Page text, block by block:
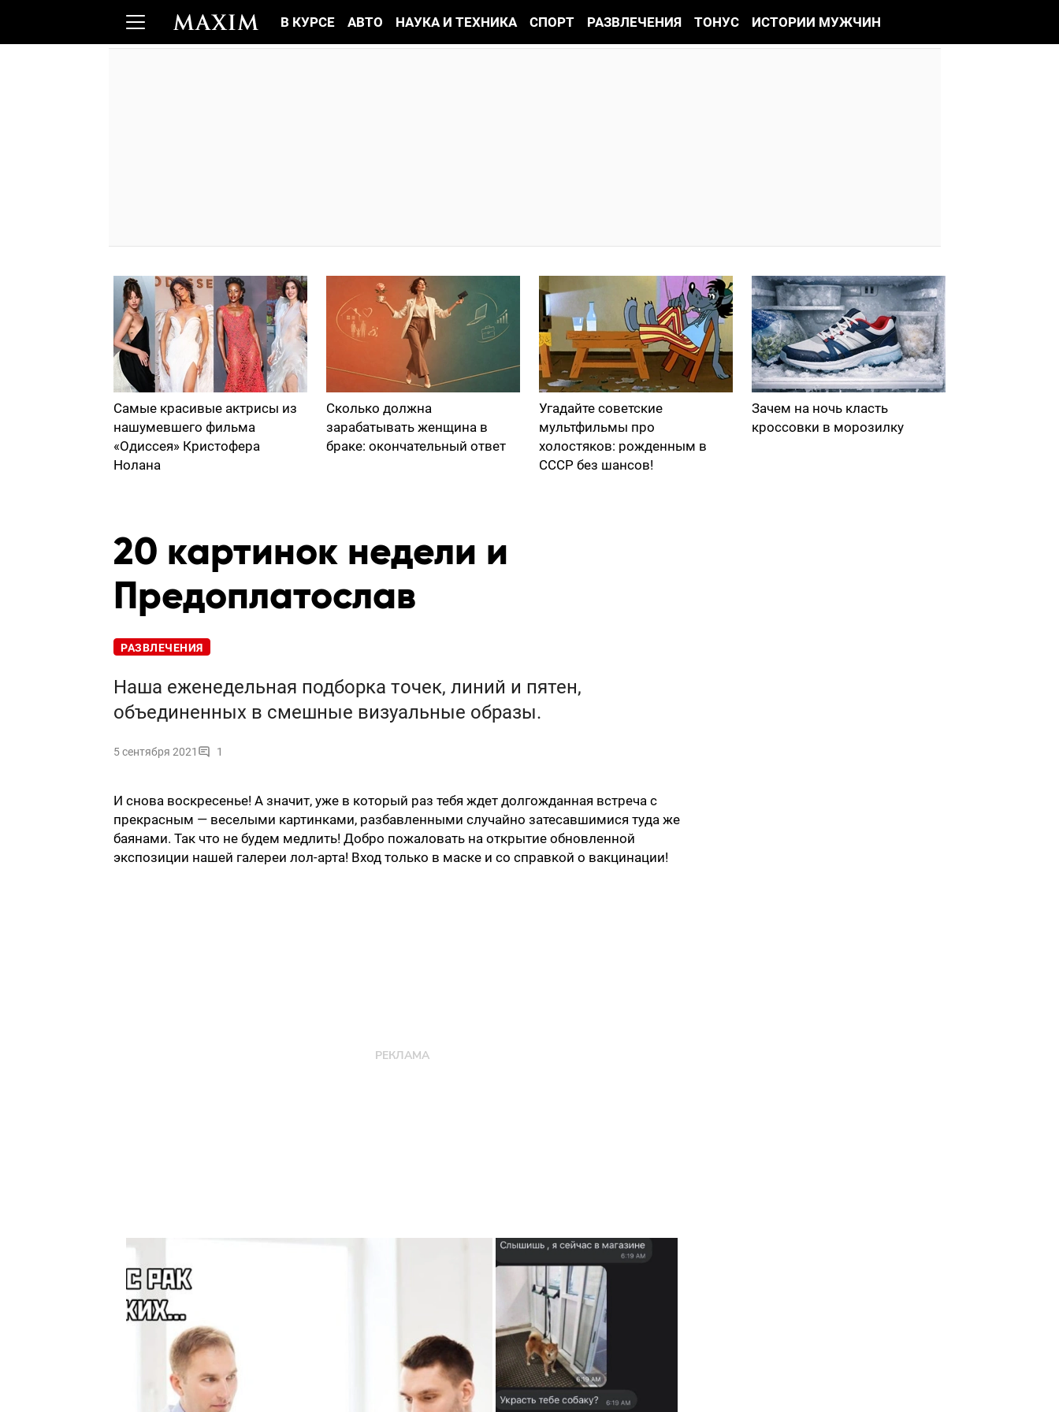
В КУРСЕ АВТО НАУКА И ТЕХНИКА СПОРТ РАЗВЛЕЧЕНИЯ ТОНУС ИСТОРИИ МУЖЧИН
Самые красивые актрисы из
нашумевшего фильма
«Одиссея» Кристофера
Нолана
Сколько должна
зарабатывать женщина в
браке: окончательный ответ
Угадайте советские
мультфильмы про
холостяков: рожденным в
СССР без шансов!
Зачем на ночь класть
кроссовки в морозилку
20 картинок недели и
Предоплатослав
РАЗВЛЕЧЕНИЯ
Наша еженедельная подборка точек, линий и пятен,
объединенных в смешные визуальные образы.
5 сентября 2021 1
И снова воскресенье! А значит, уже в который раз тебя ждет долгожданная встреча с
прекрасным — веселыми картинками, разбавленными случайно затесавшимися туда же
баянами. Так что не будем медлить! Добро пожаловать на открытие обновленной
экспозиции нашей галереи лол-арта! Вход только в маске и со справкой о вакцинации!